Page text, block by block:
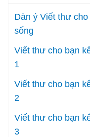
Dàn ý Viết thư
sống
Viết thư cho bạn
1
Viết thư cho bạn
2
Viết thư cho bạn
3